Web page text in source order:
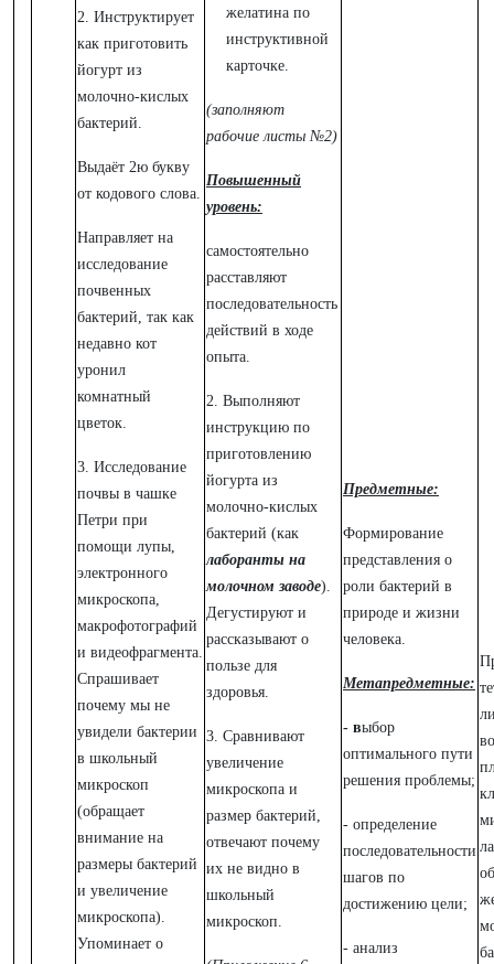
2. Инструктирует
как приготовить
йогурт из
молочно-кислых
бактерий.
Выдаёт 2ю букву
от кодового слова.
Направляет на
исследование
почвенных
бактерий, так как
недавно кот
уронил
комнатный
цветок.
3. Исследование
почвы в чашке
Петри при
помощи лупы,
электронного
микроскопа,
макрофотографий
и видеофрагмента.
Спрашивает
почему мы не
увидели бактерии
в школьный
микроскоп
(обращает
внимание на
размеры бактерий
и увеличение
микроскопа).
Упоминает о
желатина по
инструктивной
карточке.
(заполняют
рабочие листы №2)
Повышенный
уровень:
самостоятельно
расставляют
последовательность
действий в ходе
опыта.
2. Выполняют
инструкцию по
приготовлению
йогурта из
молочно-кислых
бактерий (как
лаборанты на
молочном заводе).
Дегустируют и
рассказывают о
пользе для
здоровья.
3. Сравнивают
увеличение
микроскопа и
размер бактерий,
отвечают почему
их не видно в
школьный
микроскоп.
Предметные:
Формирование
представления о
роли бактерий в
природе и жизни
человека.
Метапредметные:
- выбор
оптимального пути
решения проблемы;
- определение
последовательности
шагов по
достижению цели;
- анализ